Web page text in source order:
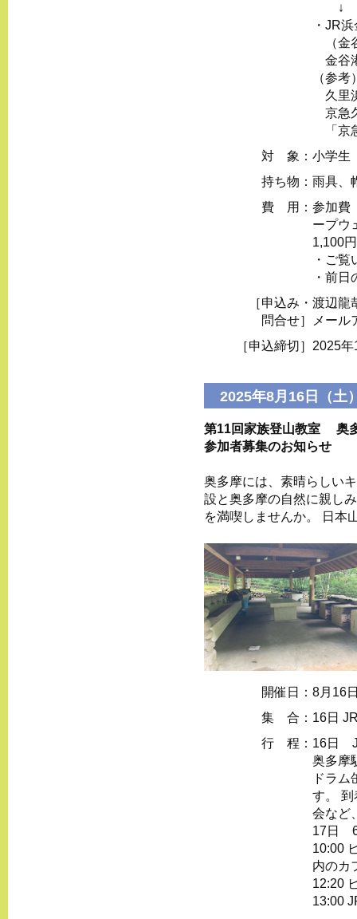
↓
・JR
（金
金谷
（参考
久里
京急
「京
対 象： ⼩学⽣
持ち物： 雨具、
費 用： 参加費
ープウ
1,100
・ご
・前
［申込み・
問合せ］
渡辺龍
メール
［申込締切］ 2025年
2025年8月16日（土
第11回家族登山教室 奥
参加者募集のお知らせ
奥多摩には、素晴らしい
設と奥多摩の自然に親し
を満喫しませんか。 日本
開催日： 8月16
集 合： 16日
行 程： 16日
奥多摩
ドラ
す。
会など
17日
10:00
内のカ
12:20
13:00